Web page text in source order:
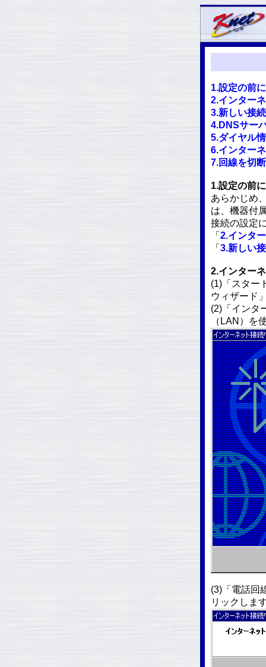
1.設定の前に
2.インター
3.新しい接
4.DNSサー
5.ダイヤル
6.インター
7.回線を切
1.設定の前に
あらかじめ
は、機器付
接続の設定
「 2.インタ
「 3.新しい
2.インター
(1)「スター
ウィザード
(2)「インタ
（LAN）を
(3)「電話回
リックしま